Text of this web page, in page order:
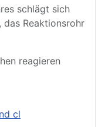
schlägt sich
das Reaktionsrohr
reagieren